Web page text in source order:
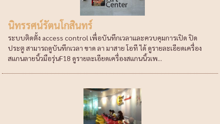
นิทรรศน์รัตนโกสินทร์
ระบบติดตั้ง access control เพื่อบันทึกเวลาและควบคุมการเปิด ปิด
ประตู สามารถดูบันทึกเวลา ขาด ลา มาสาย โอที ได้ ดูรายละเอียดเครื่อง
สแกนลายนิ้วมือรุ่นF18 ดูรายละเอียดเครื่องสแกนนิ้วเพ...